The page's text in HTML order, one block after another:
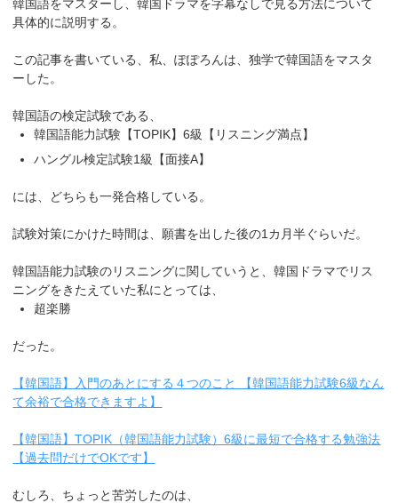
韓国語をマスターし、韓国ドラマを字幕なしで見る方法について
具体的に説明する。
この記事を書いている、私、ぽぽろんは、独学で韓国語をマスタ
ーした。
韓国語の検定試験である、
韓国語能力試験【TOPIK】6級【リスニング満点】
ハングル検定試験1級【面接A】
には、どちらも一発合格している。
試験対策にかけた時間は、願書を出した後の1カ月半ぐらいだ。
韓国語能力試験のリスニングに関していうと、韓国ドラマでリス
ニングをきたえていた私にとっては、
超楽勝
だった。
【韓国語】入門のあとにする４つのこと 【韓国語能力試験6級なん
て余裕で合格できますよ】
【韓国語】TOPIK（韓国語能力試験）6級に最短で合格する勉強法
【過去問だけでOKです】
むしろ、ちょっと苦労したのは、